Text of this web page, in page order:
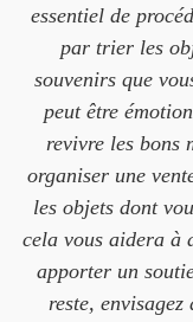
essentiel de
par trier les
souvenirs que
peut être
revivre les bons
organiser une
les objets dont
cela vous aidera à
apporter un
reste,